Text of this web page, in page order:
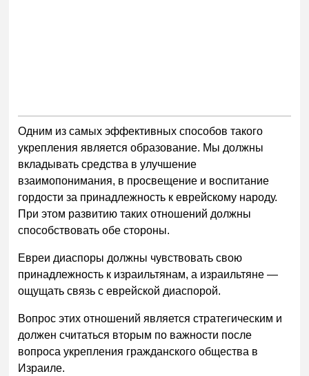
Одним из самых эффективных способов такого
укрепления является образование. Мы должны
вкладывать средства в улучшение
взаимопонимания, в просвещение и воспитание
гордости за принадлежность к еврейскому народу.
При этом развитию таких отношений должны
способствовать обе стороны.
Евреи диаспоры должны чувствовать свою
принадлежность к израильтянам, а израильтяне —
ощущать связь с еврейской диаспорой.
Вопрос этих отношений является стратегическим и
должен считаться вторым по важности после
вопроса укрепления гражданского общества в
Израиле.